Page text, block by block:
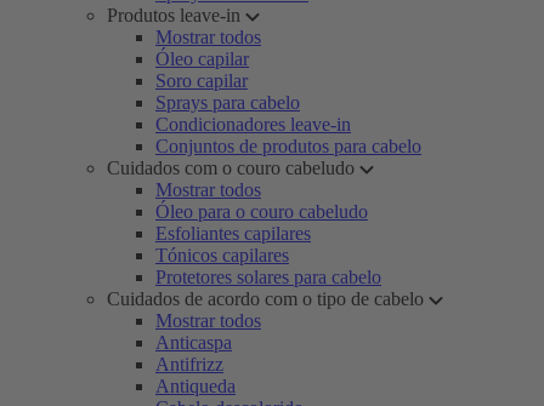
Produtos leave-in
Mostrar todos
Óleo capilar
Soro capilar
Sprays para cabelo
Condicionadores leave-in
Conjuntos de produtos para cabelo
Cuidados com o couro cabeludo
Mostrar todos
Óleo para o couro cabeludo
Esfoliantes capilares
Tónicos capilares
Protetores solares para cabelo
Cuidados de acordo com o tipo de cabelo
Mostrar todos
Anticaspa
Antifrizz
Antiqueda